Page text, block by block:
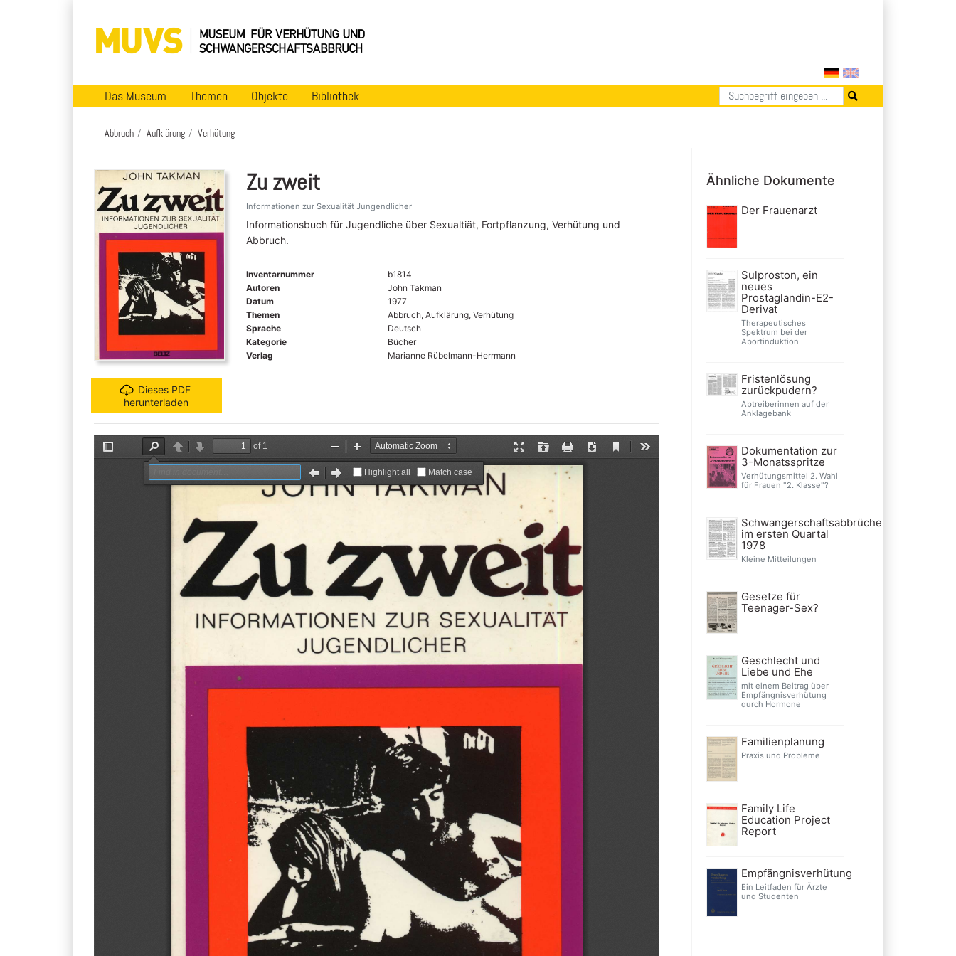
Das Museum Themen Objekte Bibliothek
Abbruch Aufklärung Verhütung
Dieses PDF
herunterladen
Zu zweit
Informationen zur Sexualität Jungendlicher
Informationsbuch für Jugendliche über Sexualtiät, Fortpflanzung, Verhütung und
Abbruch.
Inventarnummer
b1814
Autoren
John Takman
Datum
1977
Themen
Abbruch, Aufklärung, Verhütung
Sprache
Deutsch
Kategorie
Bücher
Verlag
Marianne Rübelmann-Herrmann
Ähnliche Dokumente
Der Frauenarzt
Sulproston, ein
neues
Prostaglandin-E2-
Derivat
Therapeutisches
Spektrum bei der
Abortinduktion
Fristenlösung
zurückpudern?
Abtreiberinnen auf der
Anklagebank
Dokumentation zur
3-Monatsspritze
Verhütungsmittel 2. Wahl
für Frauen "2. Klasse"?
Schwangerschaftsabbrüche
im ersten Quartal
1978
Kleine Mitteilungen
Gesetze für
Teenager-Sex?
Geschlecht und
Liebe und Ehe
mit einem Beitrag über
Empfängnisverhütung
durch Hormone
Familienplanung
Praxis und Probleme
Family Life
Education Project
Report
Empfängnisverhütung
Ein Leitfaden für Ärzte
und Studenten